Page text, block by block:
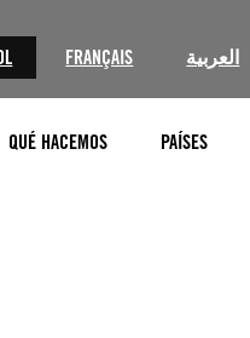
FRANÇAIS العربية
QUÉ HACEMOS PAÍSES